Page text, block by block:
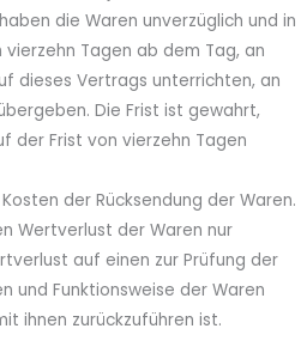
die Waren unverzüglich und in
Tagen ab dem Tag, an
dieses Vertrags unterrichten, an
Die Frist ist gewahrt,
der Frist von vierzehn Tagen
der Rücksendung der Waren.
Wertverlust der Waren nur
auf einen zur Prüfung der
und Funktionsweise der Waren
ihnen zurückzuführen ist.